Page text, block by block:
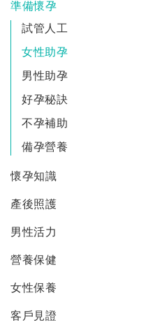
準備懷孕
試管人工
女性助孕
男性助孕
好孕秘訣
不孕補助
備孕營養
懷孕知識
產後照護
男性活力
營養保健
女性保養
客戶見證